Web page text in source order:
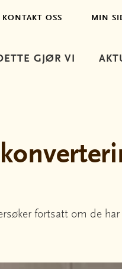
GJØR VI
KONTAKT OSS MIN
fortsatt om de